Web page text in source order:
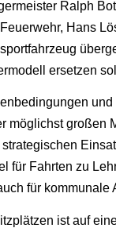
Ralph
Hans
ersetzen
möglichst großen
für Fahrten zu
für kommunale
ist auf